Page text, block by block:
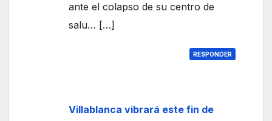
ante el colapso de su centro de
salu… […]
RESPONDER
Villablanca vibrará este fin de